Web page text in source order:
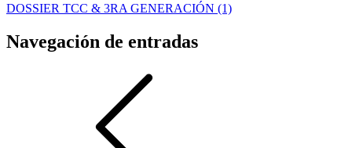
DOSSIER TCC & 3RA GENERACIÓN (1)
Navegación de entradas